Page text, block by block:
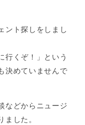
ント探しをしまし
行くぞ！」という
決めていませんで
などからニュージ
した。